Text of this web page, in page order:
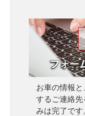
お車の情報
するご連絡
みは完了です